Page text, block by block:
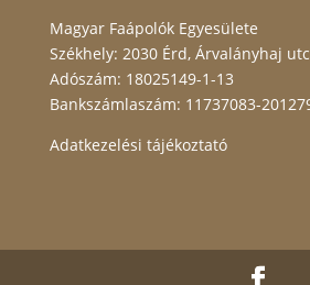
Magyar Faápolók Egyesülete
Székhely: 2030 Érd, Árvalányhaj
Adószám: 18025149-1-13
Bankszámlaszám: 11737083-
Adatkezelési tájékoztató